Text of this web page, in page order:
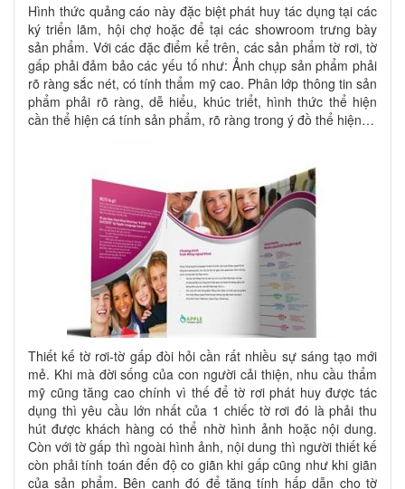
Hình thức quảng cáo này đặc biệt phát huy tác dụng tại các
ký triển lãm, hội chợ hoặc để tại các showroom trưng bày
sản phẩm. Với các đặc điểm kể trên, các sản phẩm tờ rơi, tờ
gấp phải đảm bảo các yếu tố như: Ảnh chụp sản phẩm phải
rõ ràng sắc nét, có tính thẩm mỹ cao. Phân lớp thông tin sản
phẩm phải rõ ràng, dễ hiểu, khúc triểt, hình thức thể hiện
cần thể hiện cá tính sản phẩm, rõ ràng trong ý đồ thể hiện…
Thiết kế tờ rơi-tờ gấp đòi hỏi cần rất nhiều sự sáng tạo mới
mẻ. Khi mà đời sống của con người cải thiện, nhu cầu thẩm
mỹ cũng tăng cao chính vì thế để tờ rơi phát huy được tác
dụng thì yêu cầu lớn nhất của 1 chiếc tờ rơi đó là phải thu
hút được khách hàng có thể nhờ hình ảnh hoặc nội dung.
Còn với tờ gấp thì ngoài hình ảnh, nội dung thì người thiết kế
còn phải tính toán đến độ co giãn khi gấp cũng như khi giãn
của sản phẩm. Bên cạnh đó để tăng tính hấp dẫn cho tờ